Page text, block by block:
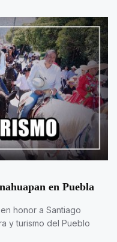
en Puebla
honor a Santiago
y turismo del Pueblo